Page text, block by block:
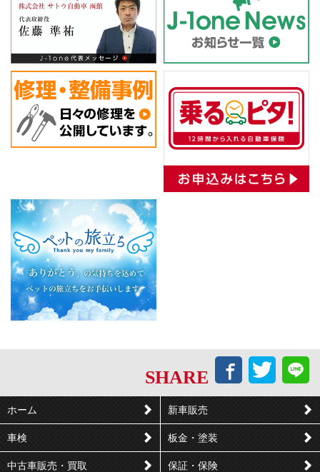
SHARE
Facebook
で
ェ
ア
で
ぶ
や
ホーム 新車販売
車検 板金・塗装
中古車販売・買取 保証・保険